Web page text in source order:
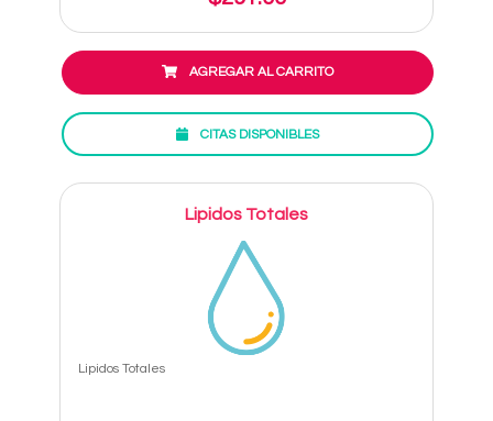
AGREGAR AL CARRITO
CITAS DISPONIBLES
Lipidos Totales
Lipidos Totales